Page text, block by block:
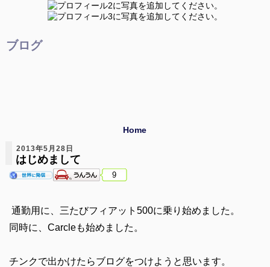
ブログ
Home
2013年5月28日
はじめまして
9
通勤用に、三たびフィアット500に乗り始めました。
同時に、Carcleも始めました。
チンクで出かけたらブログをつけようと思います。